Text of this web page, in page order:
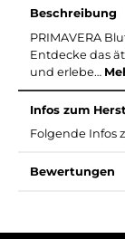
Beschreibung
PRIMAVERA
Entdecke das
und erlebe…
Infos zum
Folgende Infos
Bewertungen